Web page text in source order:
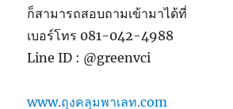
ก็สามารถสอบถามเข้ามาได้ที่
เบอร์โทร 081-042-4988
Line ID : @greenvci
www.ถุงคลุมพาเลท.com